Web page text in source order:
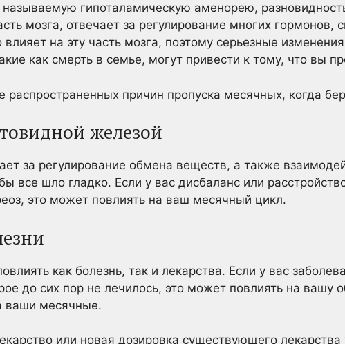
гипоталамическую аменорею,
мозга, отвечает за регулирование многих гормонов,
на эту часть мозга, поэтому серьезные
как смерть в семье, могут привести к тому, что вы
распространенных причин пропуска месячных, когда
железой
за регулирование обмена веществ, а также
все шло гладко. Если у вас дисбаланс или
это может повлиять на ваш месячный цикл.
как болезнь, так и лекарства. Если у вас
до сих пор не лечилось, это может повлиять на вашу
ваши месячные.
или новая дозировка существующего